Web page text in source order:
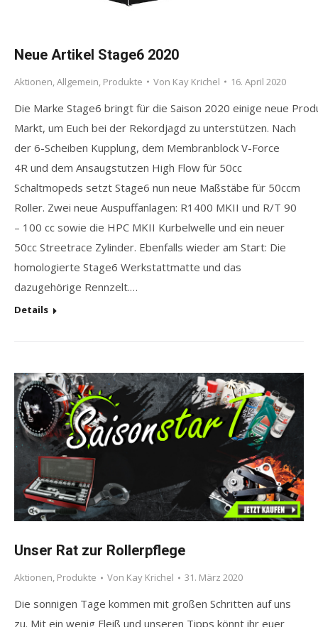
Neue Artikel Stage6 2020
Aktionen,Allgemein, Produkte Von Kay Krichel 16. April 2020
Die Marke Stage6 bringt für die Saison 2020 einige neue
Markt, um Euch bei der Rekordjagd zu unterstützen. Nach
der 6-Scheiben Kupplung, dem Membranblock V-Force
4R und dem Ansaugstutzen High Flow für 50cc
Schaltmopeds setzt Stage6 nun neue Maßstäbe für 50ccm
Roller. Zwei neue Auspuffanlagen: R1400 MKII und R/T 90
– 100 cc sowie die HPC MKII Kurbelwelle und ein neuer
50cc Streetrace Zylinder. Ebenfalls wieder am Start: Die
homologierte Stage6 Werkstattmatte und das
dazugehörige Rennzelt.…
Details
Unser Rat zur Rollerpflege
Aktionen, Produkte Von Kay Krichel 31. März 2020
Die sonnigen Tage kommen mit großen Schritten auf uns
zu. Mit ein wenig Fleiß und unseren Tipps könnt ihr euer